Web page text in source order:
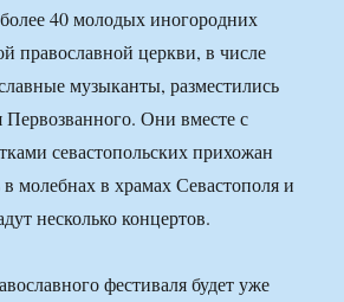
40 молодых иногородних
православной церкви, в числе
музыканты, разместились
Они вместе с
севастопольских прихожан
в молебнах в храмах Севастополя и
несколько концертов.
фестиваля будет уже